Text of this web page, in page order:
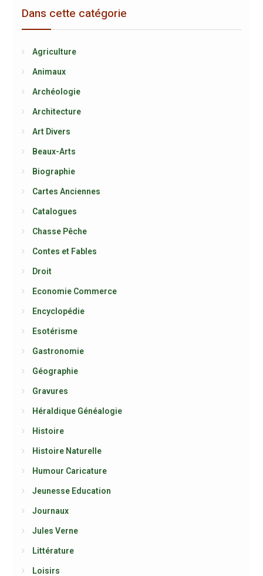
Dans cette catégorie
Agriculture
Animaux
Archéologie
Architecture
Art Divers
Beaux-Arts
Biographie
Cartes Anciennes
Catalogues
Chasse Pêche
Contes et Fables
Droit
Economie Commerce
Encyclopédie
Esotérisme
Gastronomie
Géographie
Gravures
Héraldique Généalogie
Histoire
Histoire Naturelle
Humour Caricature
Jeunesse Education
Journaux
Jules Verne
Littérature
Loisirs